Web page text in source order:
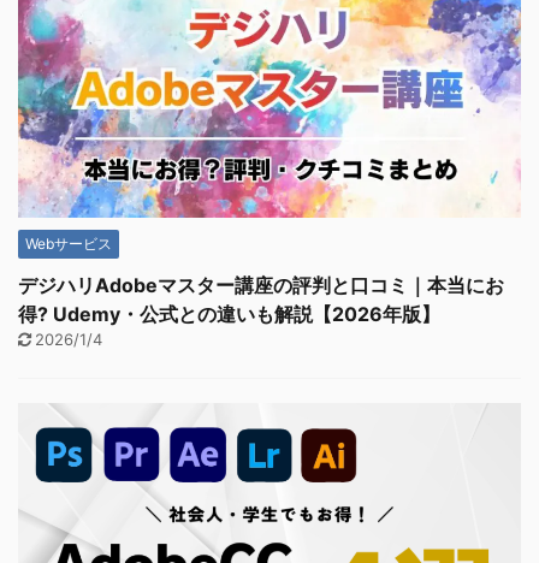
Webサービス
デジハリAdobeマスター講座の評判と口コミ｜本当にお
得? Udemy・公式との違いも解説【2026年版】
2026/1/4